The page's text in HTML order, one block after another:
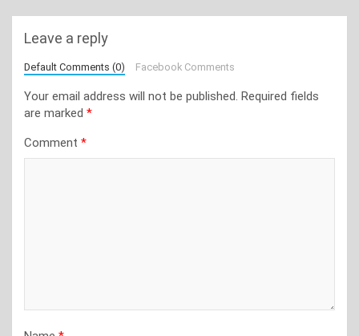
Leave a reply
Default Comments (0) Facebook Comments
Your email address will not be published. Required fields
are marked *
Comment *